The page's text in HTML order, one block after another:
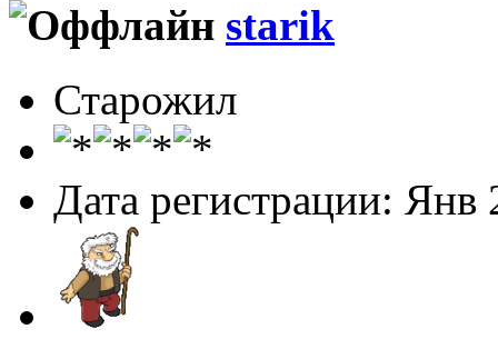
starik
Старожил
Дата регистрации: Янв